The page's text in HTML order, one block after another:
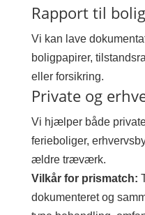
Rapport til
Vi kan lave
boligpapirer,
eller forsikring.
Private og
Vi hjælper både
ferieboliger,
ældre træværk.
Vilkår for prismatch:
dokumenteret og